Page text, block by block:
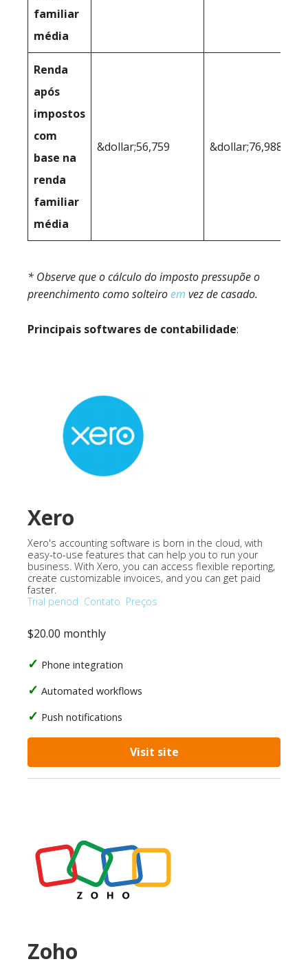
familiar
média
Renda
após
impostos
com
base na
renda
familiar
média
&dollar;56,759 &dollar;76,988
* Observe que o cálculo do imposto pressupõe o
preenchimento como solteiroem vez de casado.
Principais softwares de contabilidade:
Xero
Xero's accounting software is born in the cloud, with
easy-to-use features that can help you to run your
business. With Xero, you can access flexible reporting,
create customizable invoices, and you can get paid
faster.
Trial period Contato Preços
$20.00 monthly
Phone integration
Automated workflows
Push notifications
Visit site
Zoho